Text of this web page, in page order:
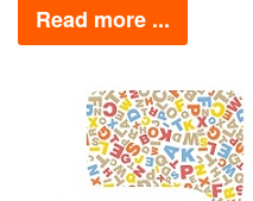
Read more ...